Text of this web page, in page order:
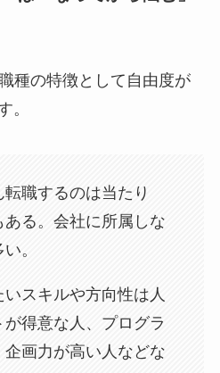
種の特徴として自由度が
。
転職するのは当たり
る。会社に所属しな
。
いスキルや方向性は人
得意な人、プログラ
企画力が高い人などな